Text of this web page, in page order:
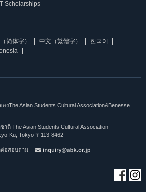
Scholarships
简体字） 中文（繁體字）
한국어
The Asian Students Cultural Association&Benesse
The Asian Students Cultural Association
Ku, Tokyo 〒113-8462
ต่อสอบถาม